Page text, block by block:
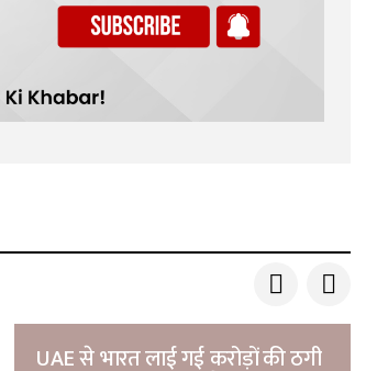
UAE से भारत लाई गई करोड़ों की ठगी